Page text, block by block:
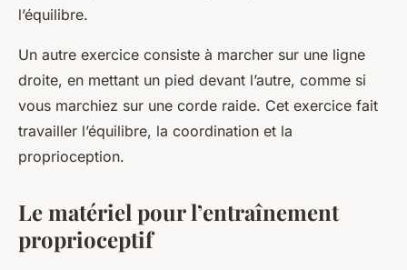
l’équilibre.
Un autre exercice consiste à marcher sur une ligne
droite, en mettant un pied devant l’autre, comme si
vous marchiez sur une corde raide. Cet exercice fait
travailler l’équilibre, la coordination et la
proprioception.
Le matériel pour l’entraînement
proprioceptif